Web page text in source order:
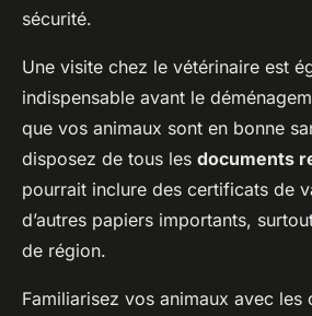
sécurité.
Une visite chez le vétérinaire est
indispensable avant le
que vos animaux sont en bonne
disposez de tous les documents
pourrait inclure des certificats de
d’autres papiers importants,
de région.
Familiarisez vos animaux avec les